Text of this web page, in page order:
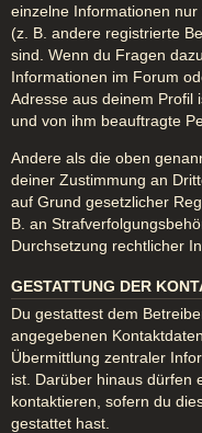
einzelne Informationen
(z. B. andere registrierte
sind. Wenn du Fragen
Informationen im Forum
Adresse aus deinem Profil
und von ihm beauftragte
Andere als die oben
deiner Zustimmung an
auf Grund gesetzlicher
B. an
Durchsetzung rechtlicher
GESTATTUNG DER
Du gestattest dem
angegebenen
Übermittlung zentraler
ist. Darüber hinaus dürfen
kontaktieren, sofern du
gestattet hast.